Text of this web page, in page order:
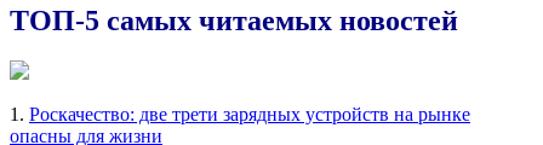
ТОП-5 самых читаемых новостей
1. Роскачество: две трети зарядных устройств на рынке
опасны для жизни